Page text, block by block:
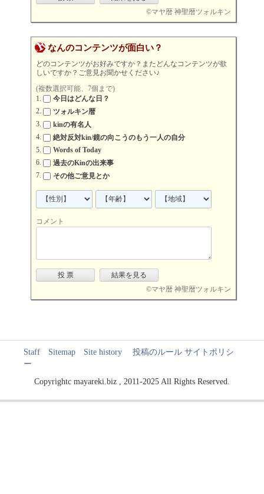
©マヤ暦 神聖暦ツォルキン
なんのコンテンツが面白い？
どのコンテンツがお好みですか？またどんなコンテンツが欲
しいですか？ご意見お聞かせください♪
(複数選択可能、7個まで)
今日はどんな日？
ツォルキン暦
kinの有名人
絶対反対kin/鏡の向こうのもう一人の自分
Words of Today
過去のKinの出来事
その他ご意見とか
コメント
©マヤ暦 神聖暦ツォルキン
Staff Sitemap Site history 投稿のルール サイトポリシ
ー
Copyrightc mayareki.biz , 2011-2025 All Rights Reserved.